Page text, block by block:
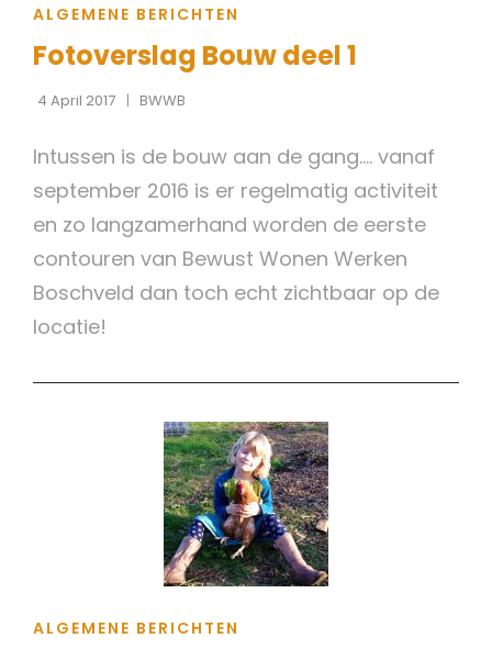
CAT
ALGEMENE BERICHTEN
Fotoverslag Bouw deel 1
4 April 2017 BWWB
Intussen is de bouw aan de gang…. vanaf
september 2016 is er regelmatig activiteit
en zo langzamerhand worden de eerste
contouren van Bewust Wonen Werken
Boschveld dan toch echt zichtbaar op de
locatie!
CAT
ALGEMENE BERICHTEN